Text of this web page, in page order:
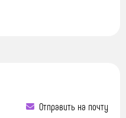
Отправить на почту